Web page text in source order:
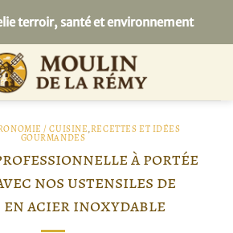
terroir, santé et environnement
/ CUISINE,RECETTES ET IDÉES
GOURMANDES
à portée
nos ustensiles de
acier inoxydable